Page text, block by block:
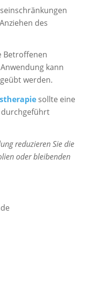
des
Betroffenen
kann
werden.
sollte eine
durchgeführt
reduzieren Sie die
oder bleibenden